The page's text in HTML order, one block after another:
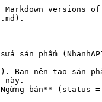
versions of
sản phẩm
nên tạo sản
này.
bán** (status